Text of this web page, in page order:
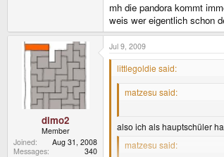
mh die pandora kommt
weis wer eigentlich schon
dimo2
Member
Joined
Aug 31, 2008
Messages
340
Jul 9, 2009
littlegoldie said:
matzesu said:
also ich als hauptschüler
matzesu said: